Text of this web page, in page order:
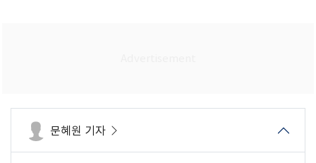
문혜원 기자